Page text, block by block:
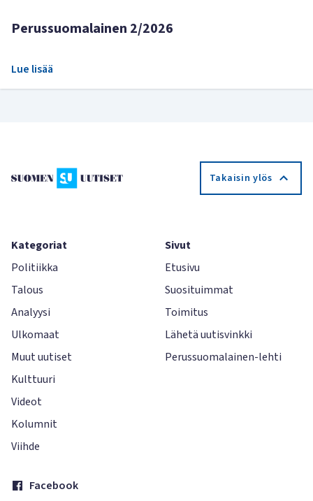
Perussuomalainen 2/2026
Lue lisää
Takaisin ylös
Kategoriat
Politiikka
Talous
Analyysi
Ulkomaat
Muut uutiset
Kulttuuri
Videot
Kolumnit
Viihde
Sivut
Etusivu
Suosituimmat
Toimitus
Lähetä uutisvinkki
Perussuomalainen-lehti
Facebook